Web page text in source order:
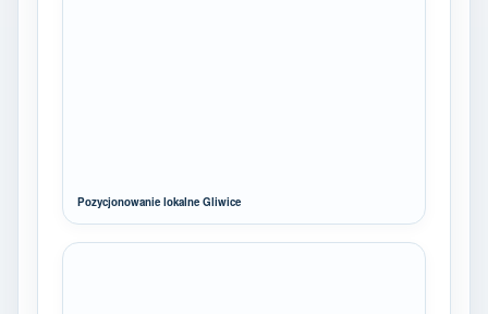
Pozycjonowanie lokalne Gliwice